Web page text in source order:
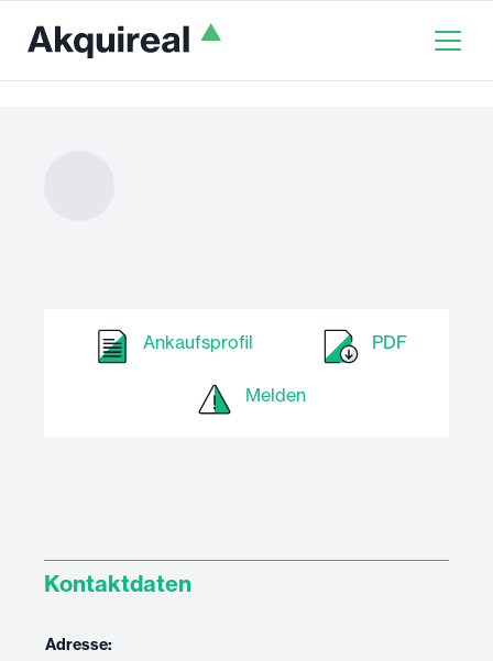
Ankaufsprofil PDF
Melden
Kontaktdaten
Adresse: